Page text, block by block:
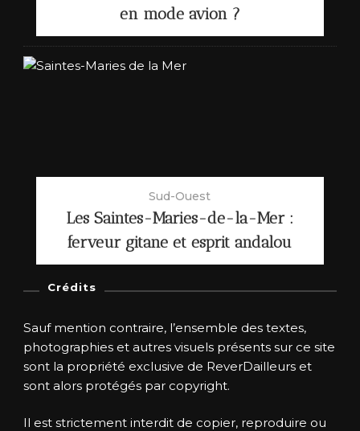
en mode avion ?
Sud-Ouest
Les Saintes-Maries-de-la-Mer :
ferveur gitane et esprit andalou
Crédits
Sauf mention contraire, l’ensemble des textes,
photographies et autres visuels présents sur ce site
sont la propriété exclusive de ReverDailleurs et
sont alors protégés par copyright.
Il est strictement interdit de copier, reproduire ou